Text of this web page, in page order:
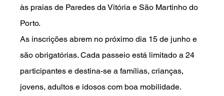
às praias de Paredes da Vitória e São Martinho do
Porto.
As inscrições abrem no próximo dia 15 de junho e
são obrigatórias. Cada passeio está limitado a 24
participantes e destina-se a famílias, crianças,
jovens, adultos e idosos com boa mobilidade.